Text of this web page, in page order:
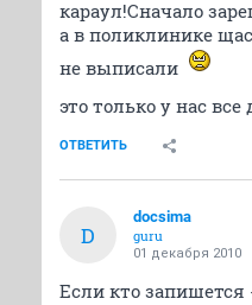
караул!Сначало
а в поликлинике
не выписали
это только у нас
ОТВЕТИТЬ
D
docsima
guru
01 декабря 2010
Если кто